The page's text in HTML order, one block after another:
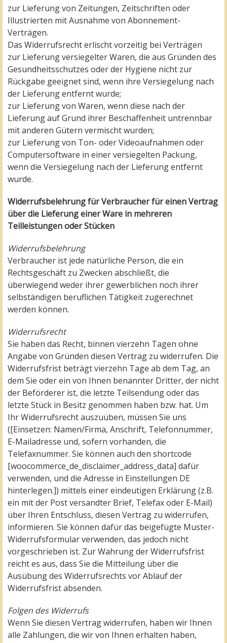
zur Lieferung von Zeitungen, Zeitschriften oder
Illustrierten mit Ausnahme von Abonnement-
Verträgen.
Das Widerrufsrecht erlischt vorzeitig bei Verträgen
zur Lieferung versiegelter Waren, die aus Gründen des
Gesundheitsschutzes oder der Hygiene nicht zur
Rückgabe geeignet sind, wenn ihre Versiegelung nach
der Lieferung entfernt wurde;
zur Lieferung von Waren, wenn diese nach der
Lieferung auf Grund ihrer Beschaffenheit untrennbar
mit anderen Gütern vermischt wurden;
zur Lieferung von Ton- oder Videoaufnahmen oder
Computersoftware in einer versiegelten Packung,
wenn die Versiegelung nach der Lieferung entfernt
wurde.
Widerrufsbelehrung für Verbraucher für einen Vertrag
über die Lieferung einer Ware in mehreren
Teilleistungen oder Stücken
Widerrufsbelehrung
Verbraucher ist jede natürliche Person, die ein
Rechtsgeschäft zu Zwecken abschließt, die
überwiegend weder ihrer gewerblichen noch ihrer
selbständigen beruflichen Tätigkeit zugerechnet
werden können.
Widerrufsrecht
Sie haben das Recht, binnen vierzehn Tagen ohne
Angabe von Gründen diesen Vertrag zu widerrufen. Die
Widerrufsfrist beträgt vierzehn Tage ab dem Tag, an
dem Sie oder ein von Ihnen benannter Dritter, der nicht
der Beförderer ist, die letzte Teilsendung oder das
letzte Stück in Besitz genommen haben bzw. hat. Um
Ihr Widerrufsrecht auszuüben, müssen Sie uns
([Einsetzen: Namen/Firma, Anschrift, Telefonnummer,
E-Mailadresse und, sofern vorhanden, die
Telefaxnummer. Sie können auch den shortcode
[woocommerce_de_disclaimer_address_data] dafür
verwenden, und die Adresse in Einstellungen DE
hinterlegen.]) mittels einer eindeutigen Erklärung (z.B.
ein mit der Post versandter Brief, Telefax oder E-Mail)
über Ihren Entschluss, diesen Vertrag zu widerrufen,
informieren. Sie können dafür das beigefügte Muster-
Widerrufsformular verwenden, das jedoch nicht
vorgeschrieben ist. Zur Wahrung der Widerrufsfrist
reicht es aus, dass Sie die Mitteilung über die
Ausübung des Widerrufsrechts vor Ablauf der
Widerrufsfrist absenden.
Folgen des Widerrufs
Wenn Sie diesen Vertrag widerrufen, haben wir Ihnen
alle Zahlungen, die wir von Ihnen erhalten haben,